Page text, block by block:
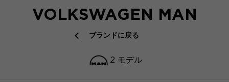
VOLKSWAGEN MAN
ブランドに戻る
2 モデル